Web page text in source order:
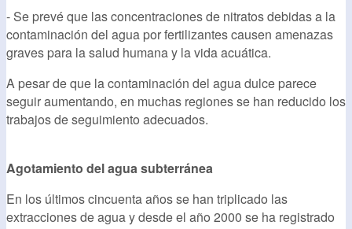
- Se prevé que las concentraciones de nitratos debidas a la
contaminación del agua por fertilizantes causen amenazas
graves para la salud humana y la vida acuática.
A pesar de que la contaminación del agua dulce parece
seguir aumentando, en muchas regiones se han reducido los
trabajos de seguimiento adecuados.
Agotamiento del agua subterránea
En los últimos cincuenta años se han triplicado las
extracciones de agua y desde el año 2000 se ha registrado